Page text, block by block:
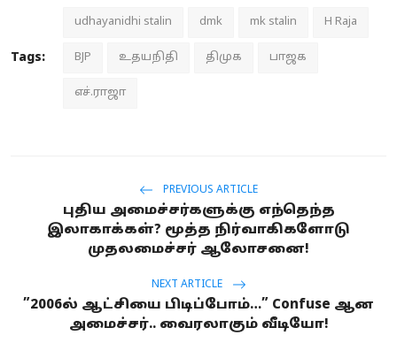
Tags:
udhayanidhi stalin dmk mk stalin H Raja
BJP உதயநிதி திமுக பாஜக
எச்.ராஜா
PREVIOUS ARTICLE
புதிய அமைச்சர்களுக்கு எந்தெந்த
இலாகாக்கள்? மூத்த நிர்வாகிகளோடு
முதலமைச்சர் ஆலோசனை!
NEXT ARTICLE
”2006ல் ஆட்சியை பிடிப்போம்…” Confuse ஆன
அமைச்சர்.. வைரலாகும் வீடியோ!